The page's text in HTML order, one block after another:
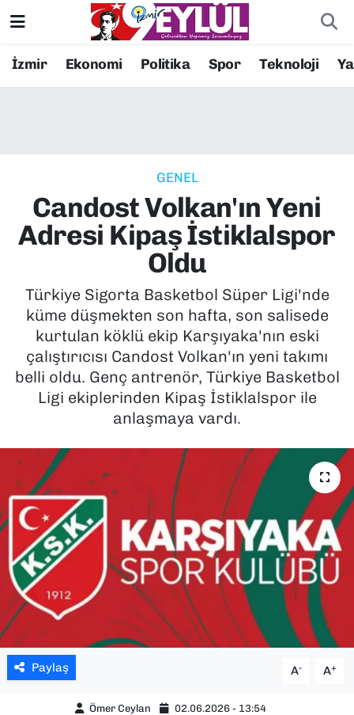
İzmir Ekonomi Politika Spor Teknoloji
GENEL
Candost Volkan'ın Yeni
Adresi Kipaş İstiklalspor
Oldu
Türkiye Sigorta Basketbol Süper Ligi'nde
küme düşmekten son hafta, son salisede
kurtulan köklü ekip Karşıyaka'nın eski
çalıştırıcısı Candost Volkan'ın yeni takımı
belli oldu. Genç antrenör, Türkiye Basketbol
Ligi ekiplerinden Kipaş İstiklalspor ile
anlaşmaya vardı.
Paylaş A- A+
Ömer Ceylan 02.06.2026 - 13:54
Resmi İlanlar
EKONOMİ
MAGAZİN
POLİTİKA
SAĞLIK
TEKNOLOJİ
YAŞAM
YEREL YÖNETİMLER
Konak Nöbetçi Eczaneler
Süper Lig Puan Durumu ve Fikstür
Tüm Manşetler
Son Dakika Haberleri
Haber Arşivi